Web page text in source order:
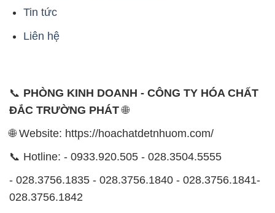
Tin tức
Liên hệ
📞 PHÒNG KINH DOANH - CÔNG TY HÓA CHẤT
ĐẮC TRƯỜNG PHÁT🌐
🌐 Website: https://hoachatdetnhuom.com/
📞 Hotline: - 0933.920.505 - 028.3504.5555
- 028.3756.1835 - 028.3756.1840 - 028.3756.1841-
028.3756.1842